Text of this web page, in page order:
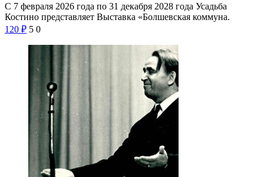
С 7 февраля 2026 года по 31 декабря 2028 года Усадьба
Костино представляет Выставка «Болшевская коммуна.
120 ₽ 5 0